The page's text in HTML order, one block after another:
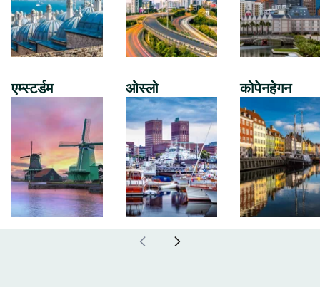
एम्स्टर्डम ओस्लो कोपेनहेगन